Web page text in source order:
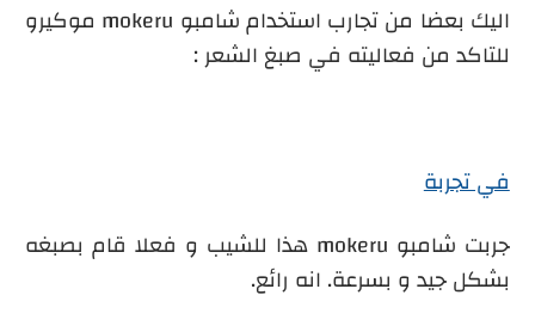
اليك بعضا من تجارب استخدام شامبو mokeru موكيرو
للتاكد من فعاليته في صبغ الشعر :
في تجربة
جربت شامبو mokeru
هذا للشيب و فعلا قام بصبغه
بشكل جيد و بسرعة. انه رائع.